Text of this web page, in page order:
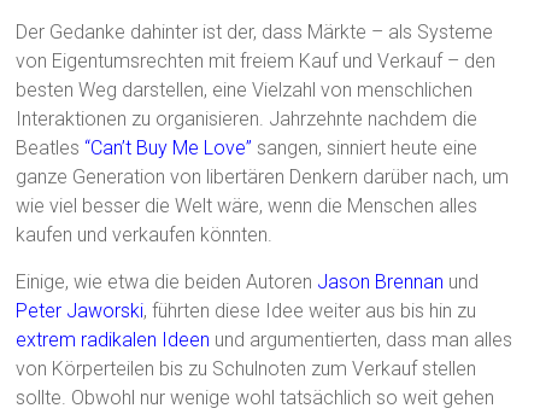
Der Gedanke dahinter ist der, dass Märkte – als Systeme
von Eigentumsrechten mit freiem Kauf und Verkauf – den
besten Weg darstellen, eine Vielzahl von menschlichen
Interaktionen zu organisieren. Jahrzehnte nachdem die
Beatles “Can’t Buy Me Love” sangen, sinniert heute eine
ganze Generation von libertären Denkern darüber nach, um
wie viel besser die Welt wäre, wenn die Menschen alles
kaufen und verkaufen könnten.
Einige, wie etwa die beiden Autoren Jason Brennan und
Peter Jaworski, führten diese Idee weiter aus bis hin zu
extrem radikalen Ideen und argumentierten, dass man alles
von Körperteilen bis zu Schulnoten zum Verkauf stellen
sollte. Obwohl nur wenige wohl tatsächlich so weit gehen